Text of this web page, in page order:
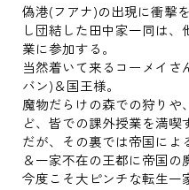
偽港(フアナ)の出現に衝撃
し団結した田中家一同は
業に参加する。
当然着いて来るコーメイさ
バン)＆国王様。
魔物だらけの森での狩りや
ど、皆での課外授業を満喫
だが、その裏では帝国によ
＆一家不在の王都に帝国
今度こそ大ピンチな転生一